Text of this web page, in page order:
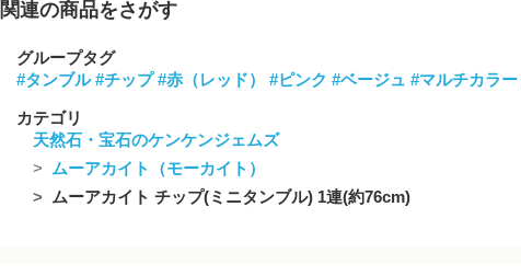
関連の商品をさがす
グループタグ
#タンブル #チップ #赤（レッド） #ピンク #ベージュ #マルチカラー
カテゴリ
天然石・宝石のケンケンジェムズ
ムーアカイト（モーカイト）
ムーアカイト チップ(ミニタンブル) 1連(約76cm)